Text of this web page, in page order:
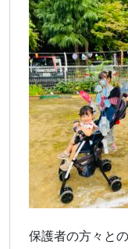
保護者の方々と